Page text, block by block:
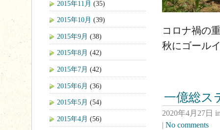
コロナ禍の
秋にゴール
一億総ス
2020年4月27日
| No comments
2015年11月 (35)
2015年10月 (39)
2015年9月 (38)
2015年8月 (42)
2015年7月 (42)
2015年6月 (36)
2015年5月 (54)
2015年4月 (56)